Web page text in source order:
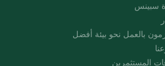
سبينس
بالعمل نحو بيئة أفضل
المستثمرين